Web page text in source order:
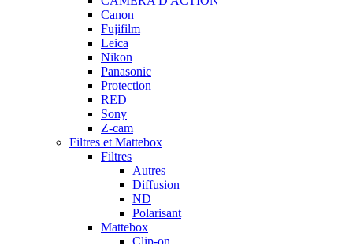
Canon
Fujifilm
Leica
Nikon
Panasonic
Protection
RED
Sony
Z-cam
Filtres et Mattebox
Filtres
Autres
Diffusion
ND
Polarisant
Mattebox